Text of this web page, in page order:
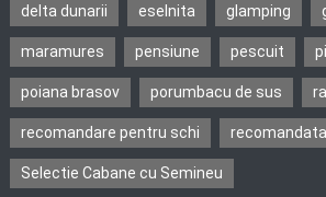
delta dunarii eselnita glamping
maramures pensiune pescuit
poiana brasov porumbacu de sus
recomandare pentru schi
Selectie Cabane cu Semineu